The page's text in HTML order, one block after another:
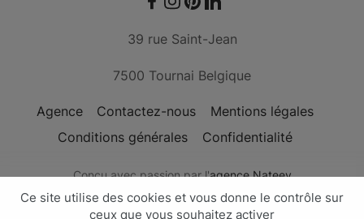
Agence Contactez-nous
Mentions légales
Conditions générales
Confidentialité
39 rue Saint-Jean
7500 Tournai Belgique
Les Maisons de Zoë - © Copyright 2026
Conçu avec passion par l'agence Nateev